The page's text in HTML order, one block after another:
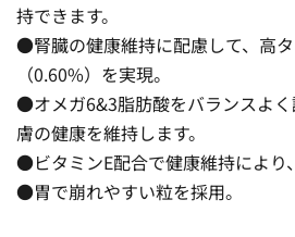
持できます。
●腎臓の健康維持に配慮して、高
（0.60%）を実現。
●オメガ6&3脂肪酸をバランスよ
膚の健康を維持します。
●ビタミンE配合で健康維持により
●胃で崩れやすい粒を採用。